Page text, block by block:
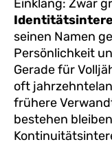
Einklang: Zwar
seinen Namen
Persönlichkeit
Gerade für
oft
frühere
bestehen